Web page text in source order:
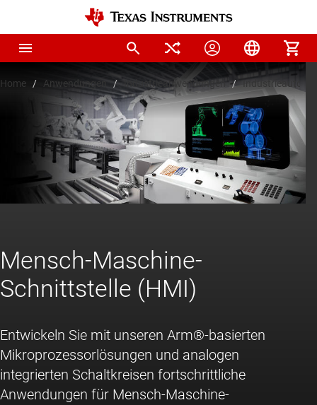
Home Anwendungen Industrieanwendungen
Mensch-Maschine-
Schnittstelle (HMI)
Entwickeln Sie mit unseren Arm®-basierten
Mikroprozessorlösungen und analogen
integrierten Schaltkreisen fortschrittliche
Anwendungen für Mensch-Maschine-